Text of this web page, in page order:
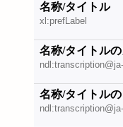
名称/タイトル
xl:prefLabel
名称/タイトル
名称/タイトル